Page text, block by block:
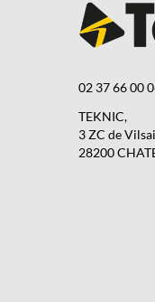
02 37 66 00
TEKNIC,
3 ZC de
28200